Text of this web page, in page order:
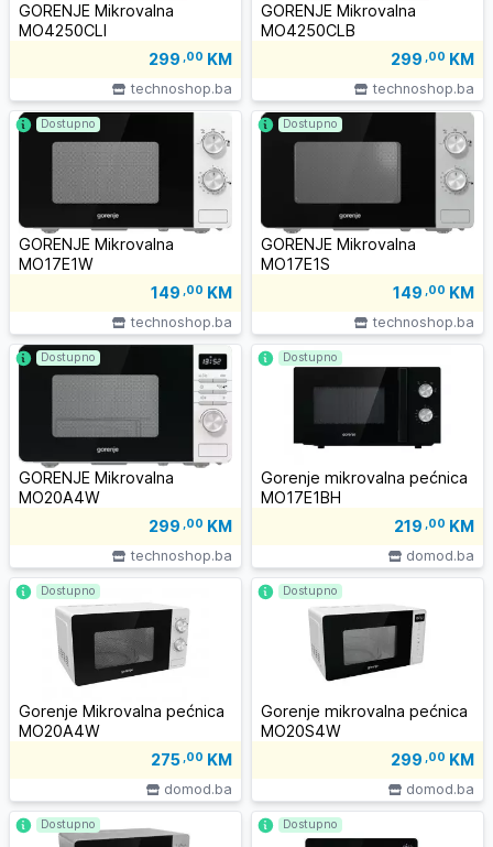
GORENJE Mikrovalna
MO4250CLI
299 ,00 KM
technoshop.ba
GORENJE Mikrovalna
MO4250CLB
299 ,00 KM
technoshop.ba
GORENJE Mikrovalna
MO17E1W
149 ,00 KM
technoshop.ba
Dostupno
GORENJE Mikrovalna
MO17E1S
149 ,00 KM
technoshop.ba
Dostupno
GORENJE Mikrovalna
MO20A4W
299 ,00 KM
technoshop.ba
Dostupno
Gorenje mikrovalna pećnica
MO17E1BH
219 ,00 KM
domod.ba
Dostupno
Gorenje Mikrovalna pećnica
MO20A4W
275 ,00 KM
domod.ba
Dostupno
Gorenje mikrovalna pećnica
MO20S4W
299 ,00 KM
domod.ba
Dostupno
Dostupno Dostupno